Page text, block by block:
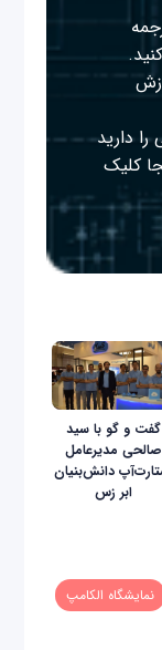
دارید
کلیک
گفت و گو با سید
صالحی مدیرعامل
دانش‌بنیان
ابر زس
نمایشگاه الکامپ